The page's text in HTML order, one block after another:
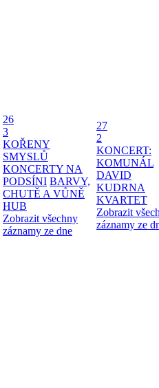
26
3
KOŘENY
SMYSLŮ
KONCERTY NA
PODSÍNI BARVY,
CHUTĚ A VŮNĚ
HUB
Zobrazit všechny
záznamy ze dne
27
2
KONCERT:
KOMUNÁL
DAVID
KUDRNA
KVARTET
Zobrazit
záznamy ze